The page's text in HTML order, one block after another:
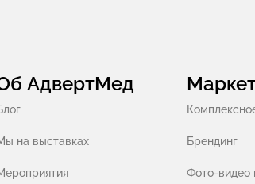
АдвертМед
на выставках Брендинг
Фото-видео